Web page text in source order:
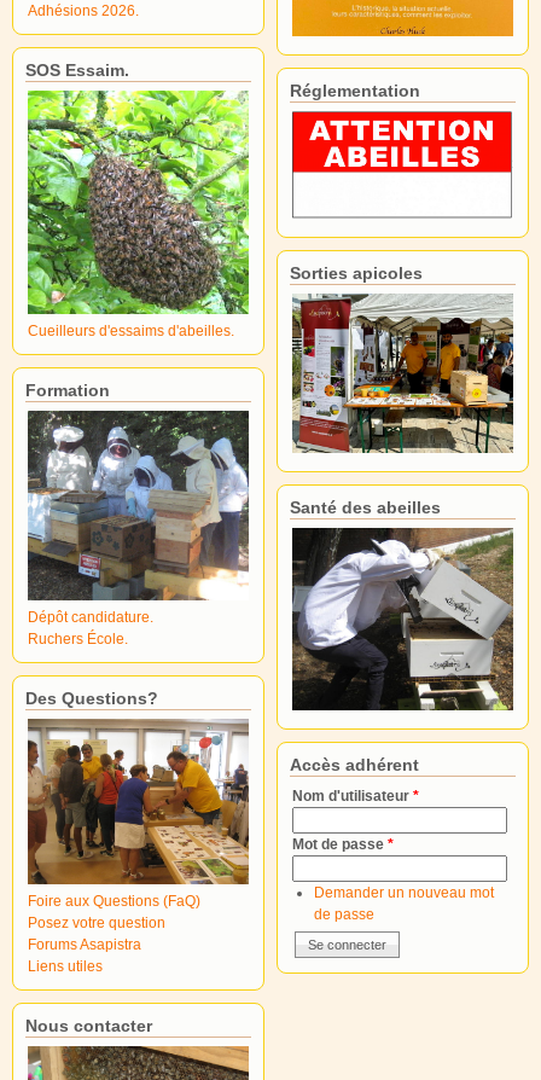
Adhésions 2026.
SOS Essaim.
Cueilleurs d'essaims d'abeilles.
Formation
Dépôt candidature.
Ruchers École.
Des Questions?
Foire aux Questions (FaQ)
Posez votre question
Forums Asapistra
Liens utiles
Nous contacter
Réglementation
Sorties apicoles
Santé des abeilles
Accès adhérent
Nom d'utilisateur *
Mot de passe *
Demander un nouveau mot
de passe